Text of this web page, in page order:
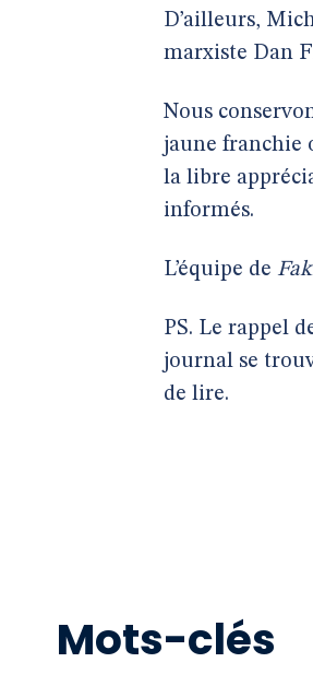
D’ailleurs,
marxiste Dan
Nous
jaune franchie
la libre
informés.
L’équipe de
PS. Le rappel
journal se
de lire.
Mots-clés